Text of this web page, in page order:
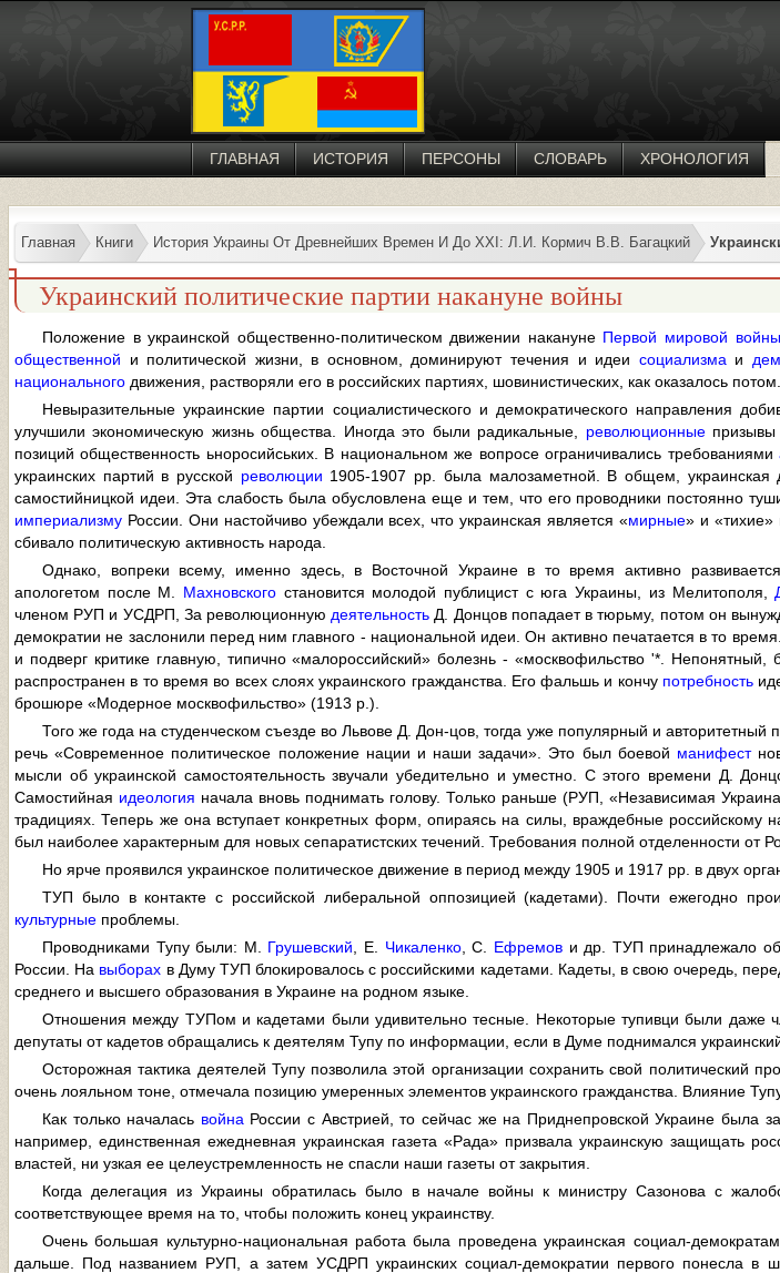
ГЛАВНАЯ ИСТОРИЯ ПЕРСОНЫ СЛОВАРЬ ХРОНОЛОГИЯ
Главная Книги История Украины От Древнейших Времен И До XXI: Л.И. Кормич В.В. Багацкий
Украинский политические партии накануне войны
Положение в украинской общественно-политическом движении накануне Первой мировой войны
общественной и политической жизни, в основном, доминируют течения и идеи социализма и
национального движения, растворяли его в российских партиях, шовинистических, как оказалось потом.
Невыразительные украинские партии социалистического и демократического направления
улучшили экономическую жизнь общества. Иногда это были радикальные, революционныепризывы
позиций общественность ьноросийських. В национальном же вопросе ограничивались требованиями
украинских партий в русской революции 1905-1907 pp. была малозаметной. В общем, украинская
самостийницкой идеи. Эта слабость была обусловлена еще и тем, что его проводники постоянно
империализму России. Они настойчиво убеждали всех, что украинская является «мирные» и «тихие»
сбивало политическую активность народа.
Однако, вопреки всему, именно здесь, в Восточной Украине в то время активно
апологетом после М. Махновского становится молодой публицист с юга Украины, из Мелитополя,
членом РУП и УСДРП, За революционную деятельность Д. Донцов попадает в тюрьму, потом он
демократии не заслонили перед ним главного - национальной идеи. Он активно печатается в то
и подверг критике главную, типично «малороссийский» болезнь - «москвофильство '*. Непонятный,
распространен в то время во всех слоях украинского гражданства. Его фальшь и кончу потребность
брошюре «Модерное москвофильство» (1913 p.).
Того же года на студенческом съезде во Львове Д. Дон-цов, тогда уже популярный и авторитетный
речь «Современное политическое положение нации и наши задачи». Это был боевой манифест
мысли об украинской самостоятельность звучали убедительно и уместно. С этого времени Д.
Самостийная идеология начала вновь поднимать голову. Только раньше (РУП, «Независимая
традициях. Теперь же она вступает конкретных форм, опираясь на силы, враждебные
был наиболее характерным для новых сепаратистских течений. Требования полной отделенности от
Но ярче проявился украинское политическое движение в период между 1905 и 1917 pp. в двух
ТУП было в контакте с российской либеральной оппозицией (кадетами). Почти ежегодно
культурные проблемы.
Проводниками Тупу были: М. Грушевский , Е. Чикаленко, С. Ефремови др. ТУП принадлежало
России. На выборах в Думу ТУП блокировалось с российскими кадетами. Кадеты, в свою очередь,
среднего и высшего образования в Украине на родном языке.
Отношения между ТУПом и кадетами были удивительно тесные. Некоторые тупивци были даже
депутаты от кадетов обращались к деятелям Тупу по информации, если в Думе поднимался
Осторожная тактика деятелей Тупу позволила этой организации сохранить свой политический
очень лояльном тоне, отмечала позицию умеренных элементов украинского гражданства. Влияние
Как только началась война России с Австрией, то сейчас же на Приднепровской Украине была
например, единственная ежедневная украинская газета «Рада» призвала украинскую защищать
властей, ни узкая ее целеустремленность не спасли наши газеты от закрытия.
Когда делегация из Украины обратилась было в начале войны к министру Сазонова с
соответствующее время на то, чтобы положить конец украинству.
Очень большая культурно-национальная работа была проведена украинская социал-
дальше. Под названием РУП, а затем УСДРП украинских социал-демократии первого понесла в